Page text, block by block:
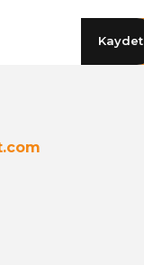
Kaydet